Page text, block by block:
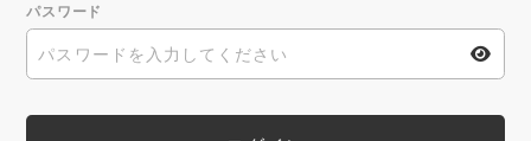
パスワード